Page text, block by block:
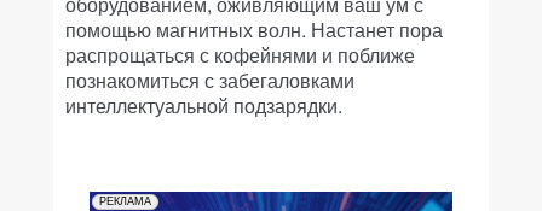
помощью магнитных волн. Настанет пора
распрощаться с кофейнями и поближе
познакомиться с забегаловками
интеллектуальной подзарядки.
РЕКЛАМА